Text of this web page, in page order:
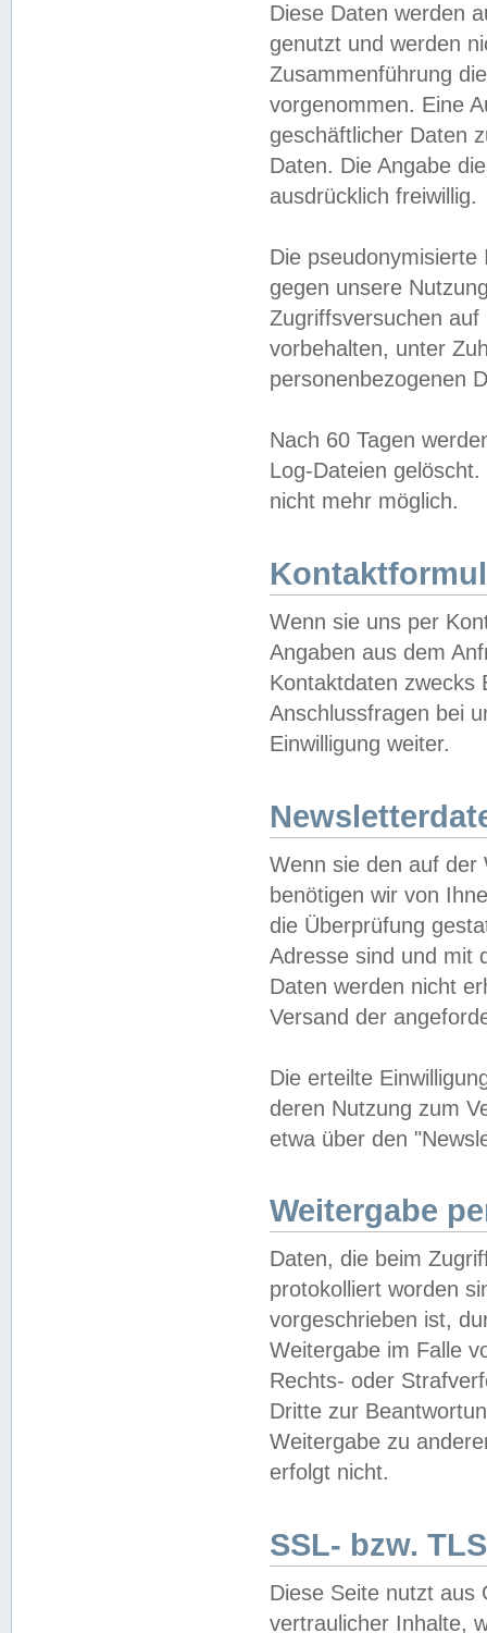
Diese Daten werden
genutzt und werden
Zusammenführung
vorgenommen. Eine
geschäftlicher Daten
Daten. Die Angabe
ausdrücklich freiwillig.
Die
gegen unsere
Zugriffsversuchen
vorbehalten, unter
personenbezogenen
Nach 60 Tagen
Log-Dateien
nicht mehr möglich.
Wenn sie uns per
Angaben aus dem
Kontaktdaten zwecks
Anschlussfragen bei
Einwilligung weiter.
Wenn sie den auf der
benötigen wir von
die Überprüfung
Adresse sind und mit
Daten werden nicht
Versand der
Die erteilte
deren Nutzung zum
etwa über den
Weitergabe
Daten, die beim
protokolliert worden
vorgeschrieben ist,
Weitergabe im Falle
Rechts- oder
Dritte zur
Weitergabe zu
erfolgt nicht.
SSL- bzw.
Diese Seite nutzt aus
vertraulicher Inhalte,